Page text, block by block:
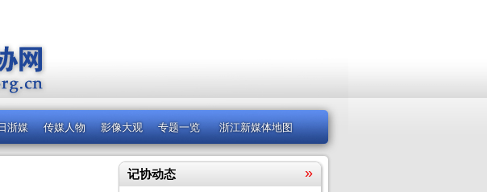
浙媒 传媒人物 影像大观 专题一览 浙江新媒体地图
记协动态 »